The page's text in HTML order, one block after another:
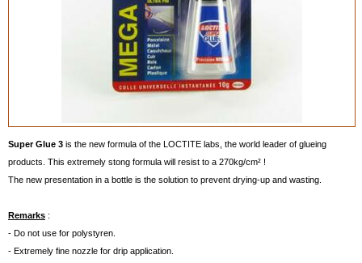
Super Glue 3 is the new formula of the LOCTITE labs, the world leader of glueing
products. This extremely stong formula will resist to a 270kg/cm² !
The new presentation in a bottle is the solution to prevent drying-up and wasting.
Remarks :
- Do not use for polystyren.
- Extremely fine nozzle for drip application.